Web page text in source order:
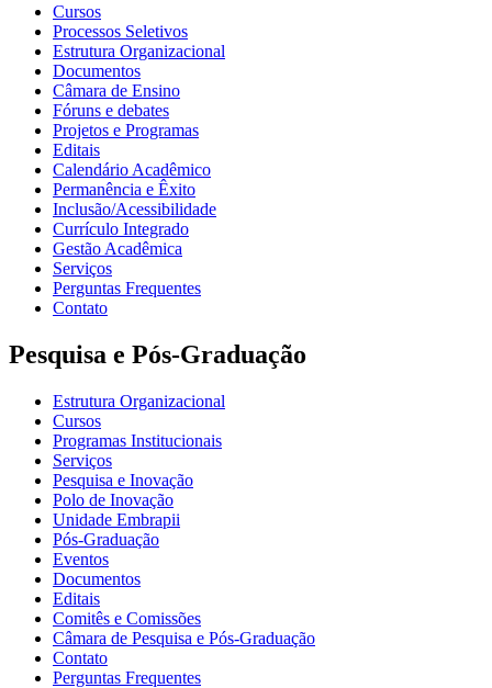
Cursos
Processos Seletivos
Estrutura Organizacional
Documentos
Câmara de Ensino
Fóruns e debates
Projetos e Programas
Editais
Calendário Acadêmico
Permanência e Êxito
Inclusão/Acessibilidade
Currículo Integrado
Gestão Acadêmica
Serviços
Perguntas Frequentes
Contato
Pesquisa e Pós-Graduação
Estrutura Organizacional
Cursos
Programas Institucionais
Serviços
Pesquisa e Inovação
Polo de Inovação
Unidade Embrapii
Pós-Graduação
Eventos
Documentos
Editais
Comitês e Comissões
Câmara de Pesquisa e Pós-Graduação
Contato
Perguntas Frequentes